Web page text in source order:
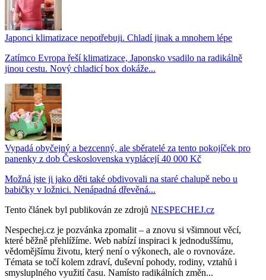
Japonci klimatizace nepotřebuji. Chladí jinak a mnohem lépe
Zatímco Evropa řeší klimatizace, Japonsko vsadilo na radikálně
jinou cestu. Nový chladicí box dokáže...
Vypadá obyčejný a bezcenný, ale sběratelé za tento pokojíček pro
panenky z dob Československa vyplácejí 40 000 Kč
Možná jste ji jako děti také obdivovali na staré chalupě nebo u
babičky v ložnici. Nenápadná dřevěná...
Tento článek byl publikován ze zdrojů NESPECHEJ.cz
Nespechej.cz je pozvánka zpomalit – a znovu si všimnout věcí,
které běžně přehlížíme. Web nabízí inspiraci k jednoduššímu,
vědomějšímu životu, který není o výkonech, ale o rovnováze.
Témata se točí kolem zdraví, duševní pohody, rodiny, vztahů i
smysluplného využití času. Namísto radikálních změn...